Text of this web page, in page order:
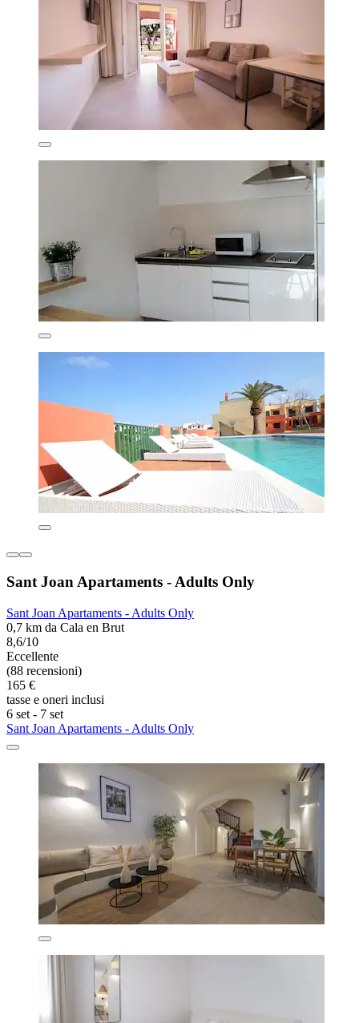
Sant Joan Apartaments - Adults Only
Sant Joan Apartaments - Adults Only
0,7 km da Cala en Brut
8,6/10
Eccellente
(88 recensioni)
165 €
tasse e oneri inclusi
6 set - 7 set
Sant Joan Apartaments - Adults Only